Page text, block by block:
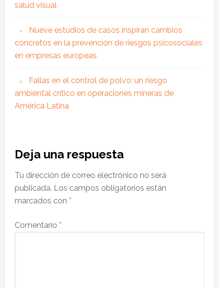
salud visual
Nueve estudios de casos inspiran cambios
concretos en la prevención de riesgos psicosociales
en empresas europeas
Fallas en el control de polvo: un riesgo
ambiental crítico en operaciones mineras de
América Latina
Interacciones
con
los
lectores
Deja una respuesta
Tu dirección de correo electrónico no será
publicada. Los campos obligatorios están
marcados con *
Comentario *